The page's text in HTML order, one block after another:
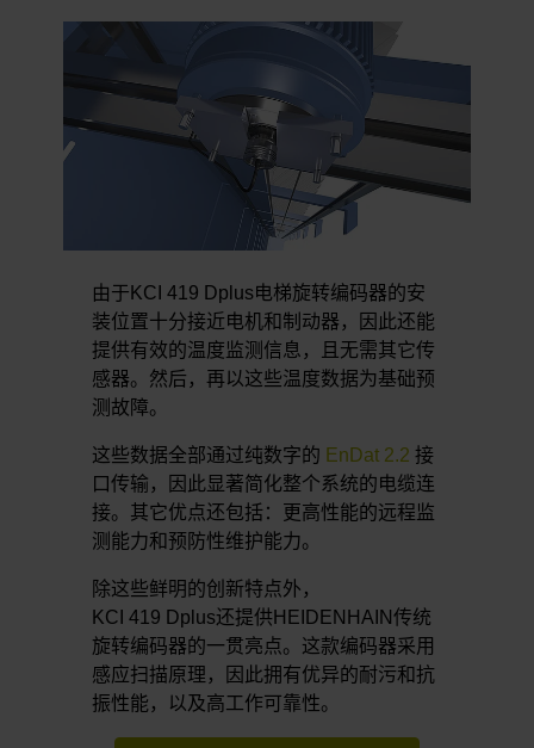
由于KCI 419 Dplus电梯旋转编码器的安
装位置十分接近电机和制动器，因此还能
提供有效的温度监测信息，且无需其它传
感器。然后，再以这些温度数据为基础预
测故障。
这些数据全部通过纯数字的 EnDat 2.2 接
口传输，因此显著简化整个系统的电缆连
接。其它优点还包括：更高性能的远程监
测能力和预防性维护能力。
除这些鲜明的创新特点外，
KCI 419 Dplus还提供HEIDENHAIN传统
旋转编码器的一贯亮点。这款编码器采用
感应扫描原理，因此拥有优异的耐污和抗
振性能，以及高工作可靠性。